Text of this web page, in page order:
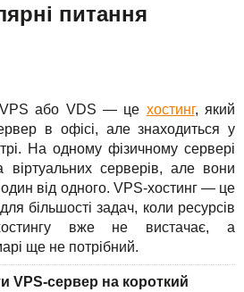
питання
VPS або VDS — це хостинг, який
в офісі, але знаходиться у
На одному фізичному сервері
віртуальних серверів, але вони
один від одного. VPS-хостинг — це
більшості задач, коли ресурсів
вже не вистачає, а
ще не потрібний.
VPS-сервер на короткий